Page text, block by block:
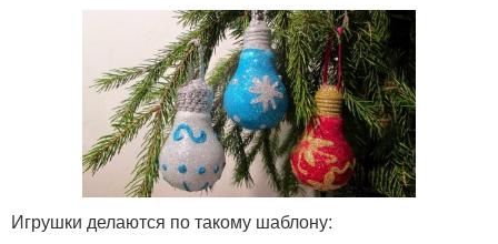
Игрушки делаются по такому шаблону: